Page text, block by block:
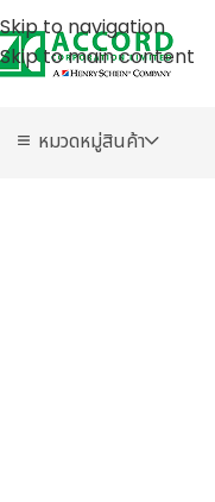
Skip to navigation
Skip to main content
หมวดหมู่สินค้า